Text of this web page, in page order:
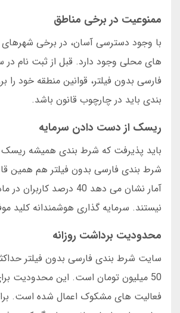
ممنوعیت در برخی مناطق
با وجود دسترسی آسان، در برخی
های محلی وجود دارد. قبل از ثبت نام
فارسی بدون فیلتر، قوانین منطقه خود را
بندی باید در چارچوب قانون باشد.
ریسک از دست دادن سرمایه
باید پذیرفت که شرط بندی همیشه ریسک
شرط بندی فارسی بدون فیلتر هم همین
آمار نشان می دهد 40 درصد
نیستند. سرمایه گذاری هوشمندانه کلید
محدودیت برداشت روزانه
سایت شرط بندی فارسی بدون فیلتر
50 میلیون تومان است. این محدودیت
فعالیت های مشکوک اعمال شده است.